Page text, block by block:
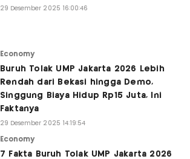
29 Desember 2025 16:00:46
Economy
Buruh Tolak UMP Jakarta 2026 Lebih
Rendah dari Bekasi hingga Demo,
Singgung Biaya Hidup Rp15 Juta, Ini
Faktanya
29 Desember 2025 14:19:54
Economy
7 Fakta Buruh Tolak UMP Jakarta 2026